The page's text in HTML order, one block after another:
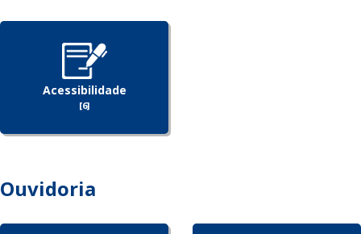
Acessibilidade
[6]
Ouvidoria